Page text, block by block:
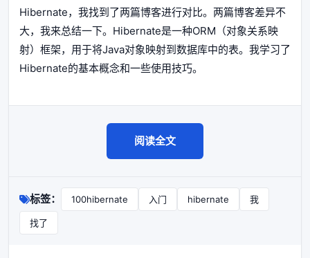
Hibernate，我找到了两篇博客进行对比。两篇博客差异不
大，我来总结一下。Hibernate是一种ORM（对象关系映
射）框架，用于将Java对象映射到数据库中的表。我学习了
Hibernate的基本概念和一些使用技巧。
阅读全文
标签： 100hibernate 入门 hibernate 我
找了